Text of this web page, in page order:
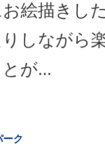
絵描きし
しながら
が...
ーク